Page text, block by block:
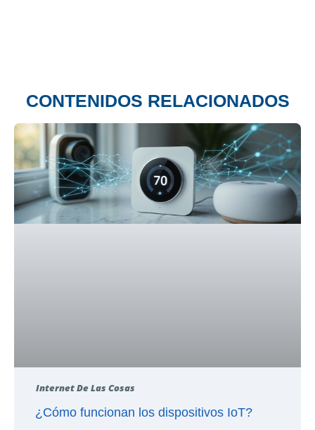
CONTENIDOS RELACIONADOS
Internet De Las Cosas
¿Cómo funcionan los dispositivos IoT?